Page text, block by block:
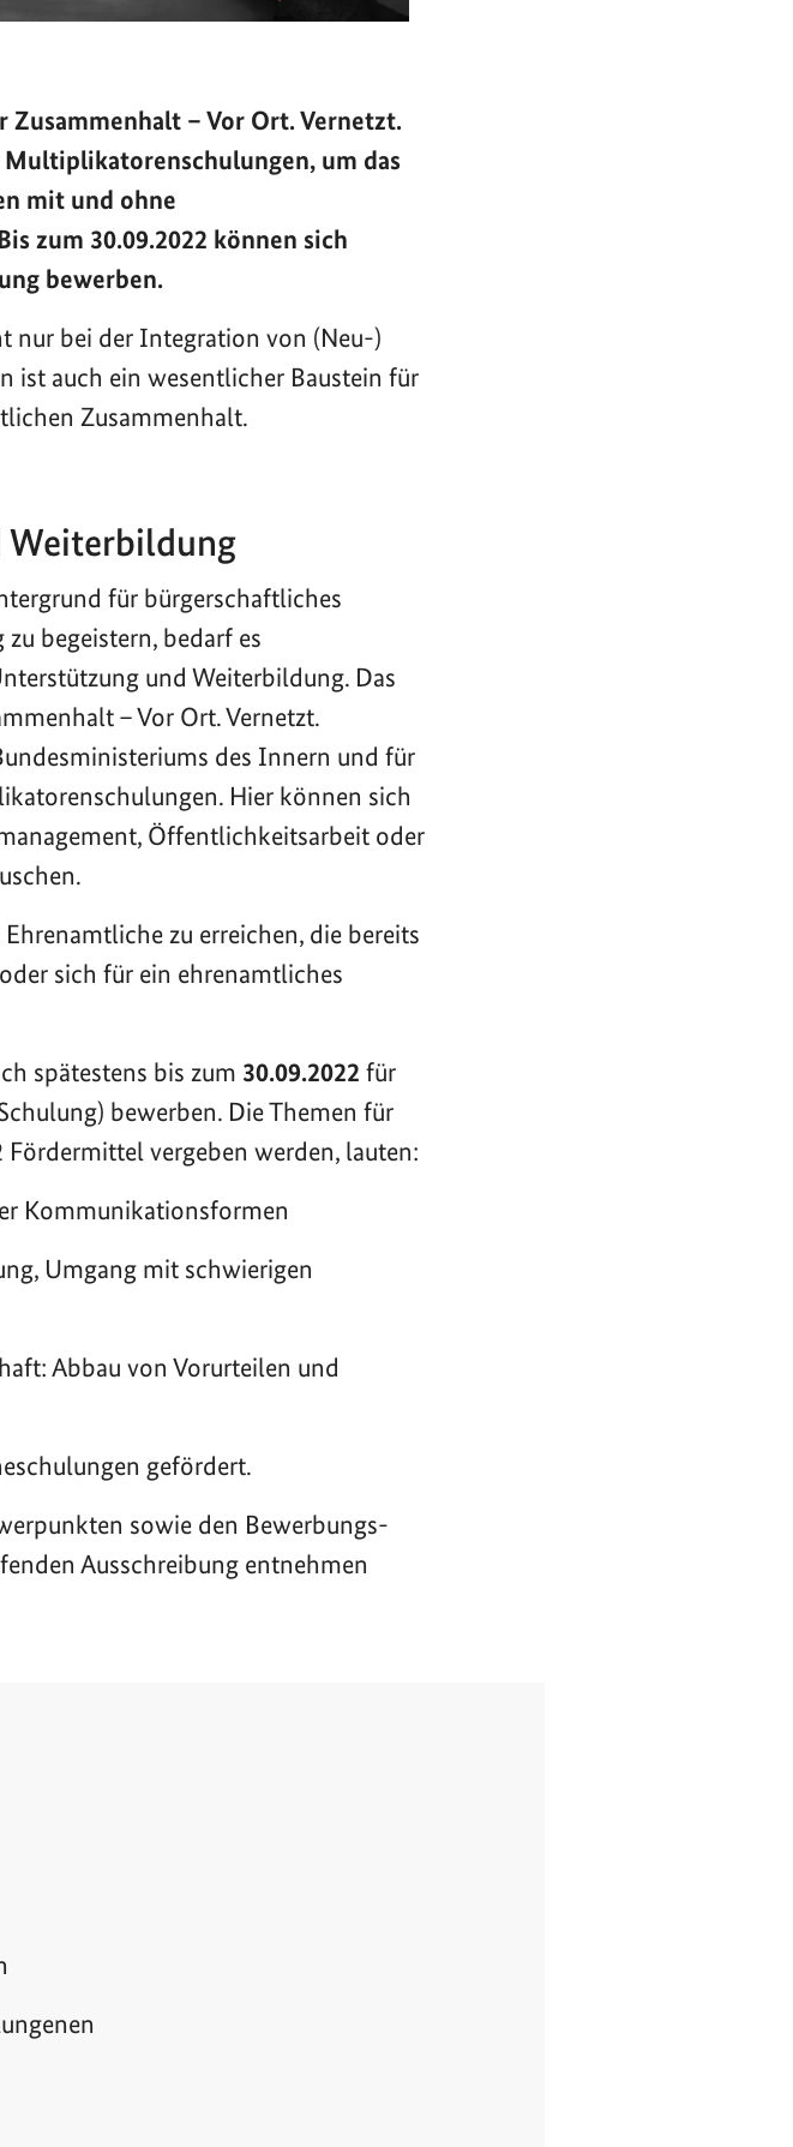
Zusammenhalt – Vor Ort. Vernetzt.
um das
mit und ohne
zum 30.09.2022 können sich
bewerben.
nur bei der Integration von (Neu-)
ist auch ein wesentlicher Baustein für
Zusammenhalt.
Weiterbildung
für bürgerschaftliches
begeistern, bedarf es
und Weiterbildung. Das
– Vor Ort. Vernetzt.
des Innern und für
Hier können sich
Öffentlichkeitsarbeit oder
zu erreichen, die bereits
sich für ein ehrenamtliches
spätestens bis zum 30.09.2022 für
bewerben. Die Themen für
vergeben werden, lauten:
Kommunikationsformen
Umgang mit schwierigen
Abbau von Vorurteilen und
gefördert.
sowie den Bewerbungs-
Ausschreibung entnehmen